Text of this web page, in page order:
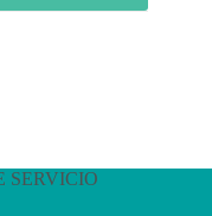
SERVICIO